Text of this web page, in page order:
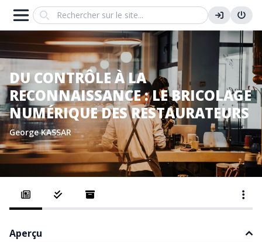
Search
DU CONTRÔLE À LA
RECONNAISSANCE : LE BRICOLAGE
NUMÉRIQUE DES RESTAURATEURS
George KASSAR
Aperçu